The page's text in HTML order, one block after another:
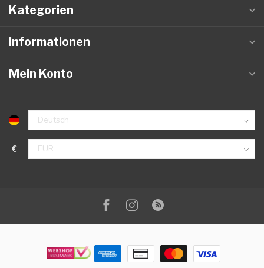
Kategorien
Informationen
Mein Konto
€